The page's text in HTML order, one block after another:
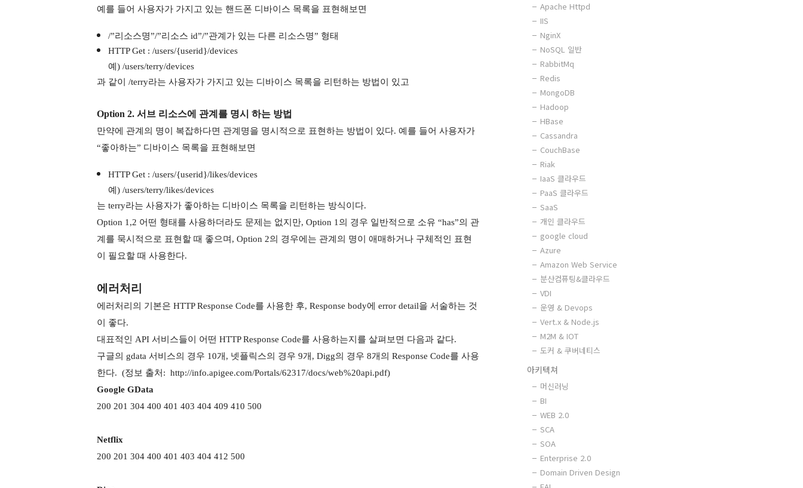
예를 들어 사용자가 가지고 있는 핸드폰 디바이스 목록을 표현해보면
/”리소스명”/”리소스 id”/”관계가 있는 다른 리소스명” 형태
HTTP Get : /users/{userid}/devices
예) /users/terry/devices
과 같이 /terry라는 사용자가 가지고 있는 디바이스 목록을 리턴하는 방법이 있고
Option 2. 서브 리소스에 관계를 명시 하는 방법
만약에 관계의 명이 복잡하다면 관계명을 명시적으로 표현하는 방법이 있다. 예를 들어 사용자가
“좋아하는” 디바이스 목록을 표현해보면
HTTP Get : /users/{userid}/likes/devices
예) /users/terry/likes/devices
는 terry라는 사용자가 좋아하는 디바이스 목록을 리턴하는 방식이다.
Option 1,2 어떤 형태를 사용하더라도 문제는 없지만, Option 1의 경우 일반적으로 소유 “has”의 관
계를 묵시적으로 표현할 때 좋으며, Option 2의 경우에는 관계의 명이 애매하거나 구체적인 표현
이 필요할 때 사용한다.
에러처리
에러처리의 기본은 HTTP Response Code를 사용한 후, Response body에 error detail을 서술하는 것
이 좋다.
대표적인 API 서비스들이 어떤 HTTP Response Code를 사용하는지를 살펴보면 다음과 같다.
구글의 gdata 서비스의 경우 10개, 넷플릭스의 경우 9개, Digg의 경우 8개의 Response Code를 사용
한다. (정보 출처: http://info.apigee.com/Portals/62317/docs/web%20api.pdf)
Google GData
200 201 304 400 401 403 404 409 410 500
Netflix
200 201 304 400 401 403 404 412 500
Apache Httpd
IIS
NginX
NoSQL 일반
RabbitMq
Redis
MongoDB
Hadoop
HBase
Cassandra
CouchBase
Riak
IaaS 클라우드
PaaS 클라우드
SaaS
개인 클라우드
google cloud
Azure
Amazon Web Service
분산컴퓨팅&클라우드
VDI
운영 & Devops
Vert.x & Node.js
M2M & IOT
도커 & 쿠버네티스
아키텍쳐
머신러닝
BI
WEB 2.0
SCA
SOA
Enterprise 2.0
Domain Driven Design